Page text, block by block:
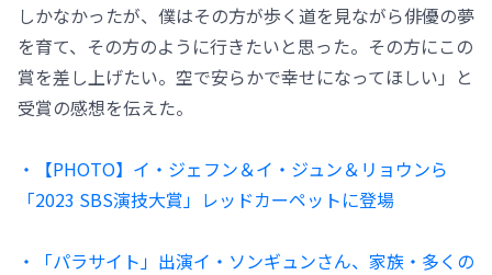
しかなかったが、僕はその方が歩く道を見ながら俳優の夢
を育て、その方のように行きたいと思った。その方にこの
賞を差し上げたい。空で安らかで幸せになってほしい」と
受賞の感想を伝えた。
・【PHOTO】イ・ジェフン＆イ・ジュン＆リョウンら
「2023 SBS演技大賞」レッドカーペットに登場
・「パラサイト」出演イ・ソンギュンさん、家族・多くの